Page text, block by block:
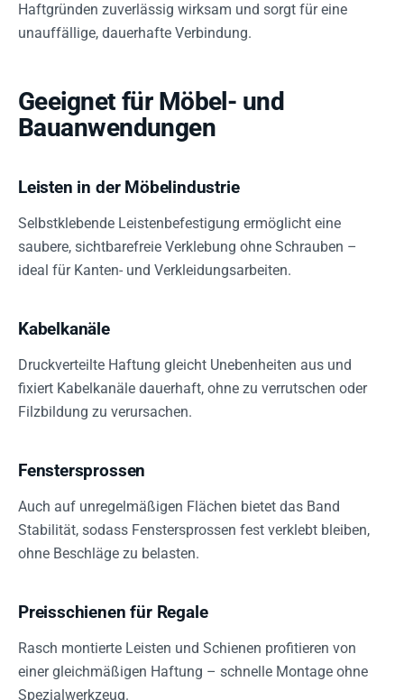
Haftgründen zuverlässig wirksam und sorgt für eine
unauffällige, dauerhafte Verbindung.
Geeignet für Möbel- und
Bauanwendungen
Leisten in der Möbelindustrie
Selbstklebende Leistenbefestigung ermöglicht eine
saubere, sichtbarefreie Verklebung ohne Schrauben –
ideal für Kanten- und Verkleidungsarbeiten.
Kabelkanäle
Druckverteilte Haftung gleicht Unebenheiten aus und
fixiert Kabelkanäle dauerhaft, ohne zu verrutschen oder
Filzbildung zu verursachen.
Fenstersprossen
Auch auf unregelmäßigen Flächen bietet das Band
Stabilität, sodass Fenstersprossen fest verklebt bleiben,
ohne Beschläge zu belasten.
Preisschienen für Regale
Rasch montierte Leisten und Schienen profitieren von
einer gleichmäßigen Haftung – schnelle Montage ohne
Spezialwerkzeug.